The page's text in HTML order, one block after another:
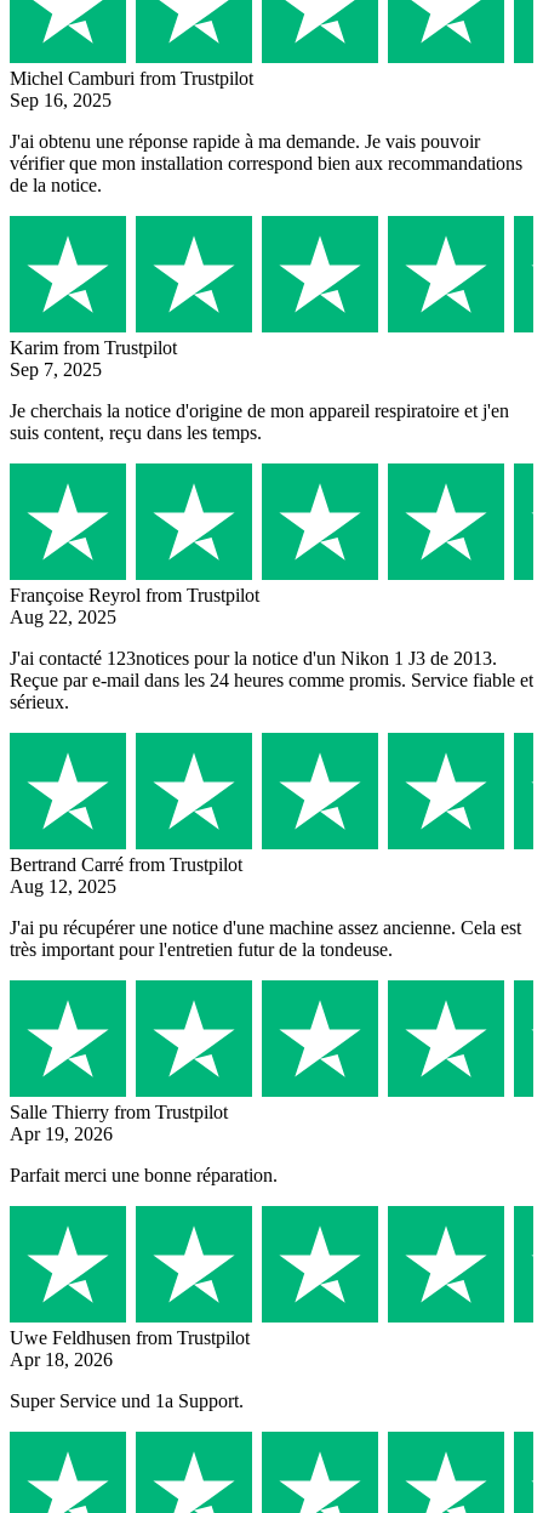
Michel Camburi from Trustpilot
Sep 16, 2025
J'ai obtenu une réponse rapide à ma demande. Je vais pouvoir
vérifier que mon installation correspond bien aux recommandations
de la notice.
Karim from Trustpilot
Sep 7, 2025
Je cherchais la notice d'origine de mon appareil respiratoire et j'en
suis content, reçu dans les temps.
Françoise Reyrol from Trustpilot
Aug 22, 2025
J'ai contacté 123notices pour la notice d'un Nikon 1 J3 de 2013.
Reçue par e-mail dans les 24 heures comme promis. Service fiable et
sérieux.
Bertrand Carré from Trustpilot
Aug 12, 2025
J'ai pu récupérer une notice d'une machine assez ancienne. Cela est
très important pour l'entretien futur de la tondeuse.
Salle Thierry from Trustpilot
Apr 19, 2026
Parfait merci une bonne réparation.
Uwe Feldhusen from Trustpilot
Apr 18, 2026
Super Service und 1a Support.